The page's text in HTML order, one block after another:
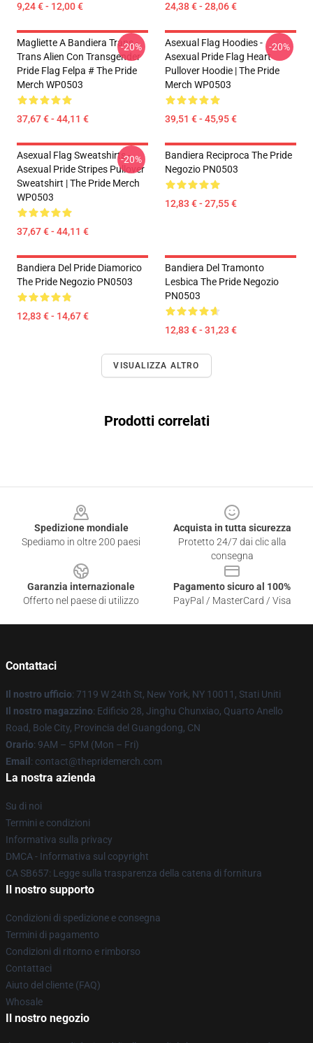
9,24 € - 12,00 € 24,38 € - 28,06 €
Magliette A Bandiera Trans -
Trans Alien Con Transgender
Pride Flag Felpa # The Pride
Merch WP0503
37,67 € - 44,11 €
-20%
Asexual Flag Hoodies -
Asexual Pride Flag Heart
Pullover Hoodie | The Pride
Merch WP0503
39,51 € - 45,95 €
-20%
Asexual Flag Sweatshirts -
Asexual Pride Stripes Pullover
Sweatshirt | The Pride Merch
WP0503
37,67 € - 44,11 €
-20%
Bandiera Reciproca The Pride
Negozio PN0503
12,83 € - 27,55 €
Bandiera Del Pride Diamorico
The Pride Negozio PN0503
12,83 € - 14,67 €
Bandiera Del Tramonto
Lesbica The Pride Negozio
PN0503
12,83 € - 31,23 €
VISUALIZZA ALTRO
Prodotti correlati
Spedizione mondiale
Spediamo in oltre 200 paesi
Acquista in tutta sicurezza
Protetto 24/7 dai clic alla
consegna
Garanzia internazionale
Offerto nel paese di utilizzo
Pagamento sicuro al 100%
PayPal / MasterCard / Visa
Contattaci
Il nostro ufficio: 7119 W 24th St, New York, NY 10011, Stati Uniti
Il nostro magazzino: Edificio 28, Jinghu Chunxiao, Quarto Anello
Road, Bole City, Provincia del Guangdong, CN
Orario: 9AM – 5PM (Mon – Fri)
Email : contact@thepridemerch.com
La nostra azienda
Su di noi
Termini e condizioni
Informativa sulla privacy
DMCA - Informativa sul copyright
CA SB657: Legge sulla trasparenza della catena di fornitura
Il nostro supporto
Condizioni di spedizione e consegna
Termini di pagamento
Condizioni di ritorno e rimborso
Contattaci
Aiuto del cliente (FAQ)
Whosale
Il nostro negozio